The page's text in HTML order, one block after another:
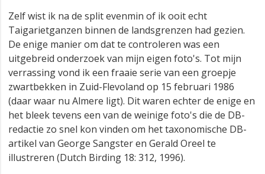
Zelf wist ik na de split evenmin of ik ooit echt
Taigarietganzen binnen de landsgrenzen had gezien.
De enige manier om dat te controleren was een
uitgebreid onderzoek van mijn eigen foto's. Tot mijn
verrassing vond ik een fraaie serie van een groepje
zwartbekken in Zuid-Flevoland op 15 februari 1986
(daar waar nu Almere ligt). Dit waren echter de enige en
het bleek tevens een van de weinige foto's die de DB-
redactie zo snel kon vinden om het taxonomische DB-
artikel van George Sangster en Gerald Oreel te
illustreren (Dutch Birding 18: 312, 1996).